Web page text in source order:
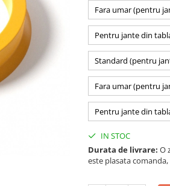
Fara umar (pentru
Pentru jante din
Standard (pentru
Fara umar (pentru
Pentru jante din
IN STOC
Durata de livrare: O
este plasata